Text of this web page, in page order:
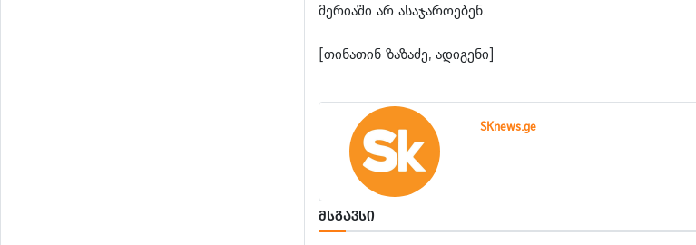
მერიაში არ ასაჯაროებენ.
[თინათინ ზაზაძე, ადიგენი]
SKnews.ge
ᲛᲡᲒᲐᲕᲡᲘ